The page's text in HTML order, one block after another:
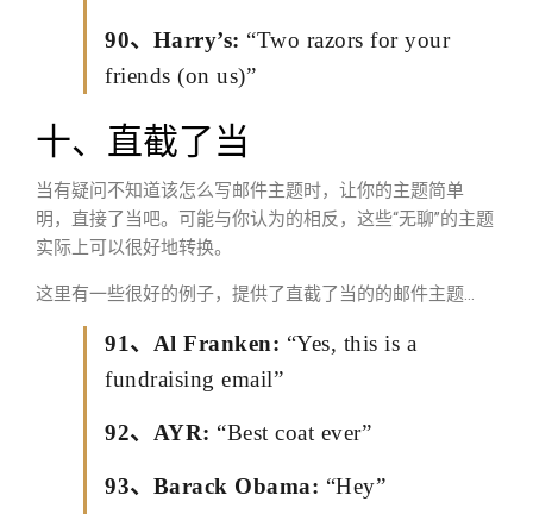
90、Harry’s: “Two razors for your
friends (on us)”
十、直截了当
当有疑问不知道该怎么写邮件主题时，让你的主题简单
明，直接了当吧。可能与你认为的相反，这些“无聊”的主题
实际上可以很好地转换。
这里有一些很好的例子，提供了直截了当的的邮件主题…
91、Al Franken: “Yes, this is a
fundraising email”
92、AYR: “Best coat ever”
93、Barack Obama: “Hey”